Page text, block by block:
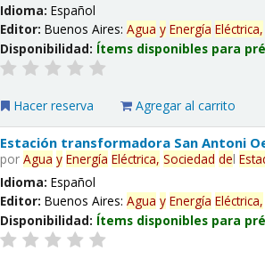
Idioma:Español
Editor:Buenos Aires:Agua y Energía Eléctrica,
Disponibilidad: Ítems disponibles para
Hacer reserva Agregar al carrito
Estación transformadora San Antoni
porAgua y Energía Eléctrica, Sociedad del
Idioma:Español
Editor:Buenos Aires:Agua y Energía Eléctrica,
Disponibilidad: Ítems disponibles para